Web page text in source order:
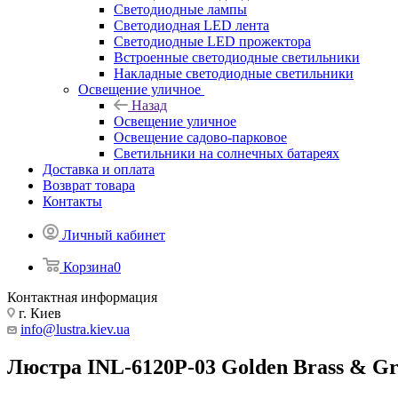
Светодиодные лампы
Светодиодная LED лента
Светодиодные LED прожектора
Встроенные светодиодные светильники
Накладные светодиодные светильники
Освещение уличное
Назад
Освещение уличное
Освещение садово-парковое
Светильники на солнечных батареях
Доставка и оплата
Возврат товара
Контакты
Личный кабинет
Корзина0
Контактная информация
г. Киев
info@lustra.kiev.ua
Люстра INL-6120P-03 Golden Brass &